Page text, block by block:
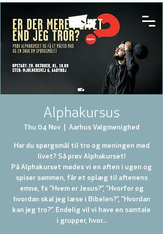
Alphakursus
Thu 04 Nov Aarhus Valgmenighed
Har du spørgsmål til tro og meningen med
livet? Så prøv Alphakurset!
På Alphakurset mødes vi en aften i ugen og
spiser sammen, får et oplæg til aftenens
emne, fx ”Hvem er Jesus?”, ”Hvorfor og
hvordan skal jeg læse i Bibelen?”, ”Hvordan
kan jeg tro?”. Endelig vil vi have en samtale
i grupper, hvor...